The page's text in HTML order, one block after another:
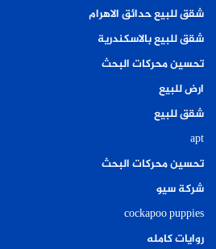
شقق للبيع حدائق الاهرام
شقق للبيع بالاسكندرية
تحسين محركات البحث
ارض للبيع
شقق للبيع
apt
تحسين محركات البحث
شركة سيو
cockapoo puppies
روايات كامله